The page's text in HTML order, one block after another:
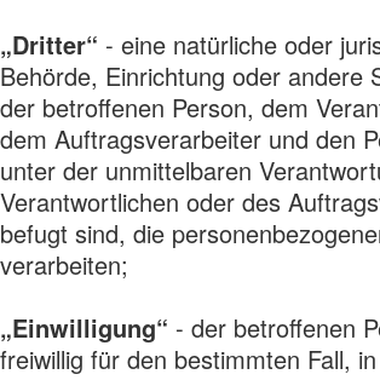
„Dritter“ - eine natürliche oder
Behörde, Einrichtung oder andere
der betroffenen Person, dem
dem Auftragsverarbeiter und den
unter der unmittelbaren
Verantwortlichen oder des
befugt sind, die
verarbeiten;
„Einwilligung“ - der betroffenen
freiwillig für den bestimmten Fall,